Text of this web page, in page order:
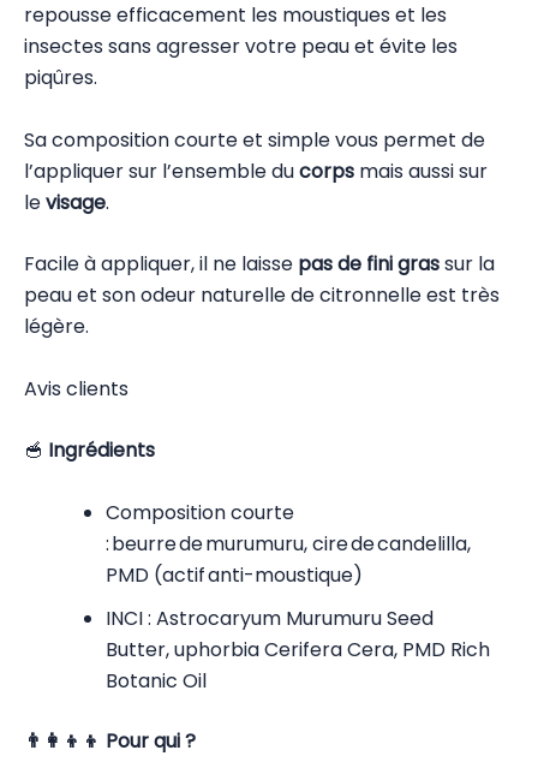
repousse efficacement les moustiques et les
insectes sans agresser votre peau et évite les
piqûres.
Sa composition courte et simple vous permet de
l’appliquer sur l’ensemble ducorps mais aussi sur
levisage.
Facile à appliquer, il ne laisse pas de fini grassur la
peau et son odeur naturelle de citronnelle est très
légère.
Avis clients
🥣 Ingrédients
Composition courte
: beurre de murumuru, cire de candelilla,
PMD (actif anti-moustique)
INCI : Astrocaryum Murumuru Seed
Butter, uphorbia Cerifera Cera, PMD Rich
Botanic Oil
👨👩👦👦 Pour qui ?